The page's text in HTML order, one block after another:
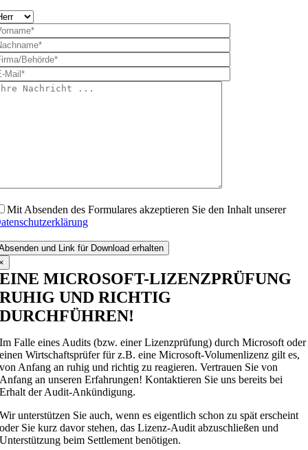
Mit Absenden des Formulares akzeptieren Sie den Inhalt unserer
EINE MICROSOFT-LIZENZPRÜFUNG
RUHIG UND RICHTIG
DURCHFÜHREN!
Im Falle eines Audits (bzw. einer Lizenzprüfung) durch Microsoft oder
einen Wirtschaftsprüfer für z.B. eine Microsoft-Volumenlizenz gilt es,
von Anfang an ruhig und richtig zu reagieren. Vertrauen Sie von
Anfang an unseren Erfahrungen! Kontaktieren Sie uns bereits bei
Erhalt der Audit-Ankündigung.
Wir unterstützen Sie auch, wenn es eigentlich schon zu spät erscheint
oder Sie kurz davor stehen, das Lizenz-Audit abzuschließen und
Unterstützung beim Settlement benötigen.